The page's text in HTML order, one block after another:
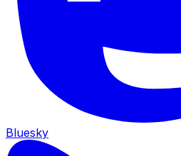
Bluesky